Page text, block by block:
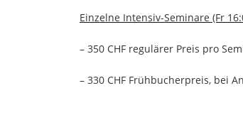
Einzelne Intensiv-Seminare (Fr
– 350 CHF regulärer Preis pro
– 330 CHF Frühbucherpreis, bei